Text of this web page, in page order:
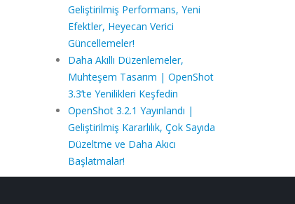
Geliştirilmiş Performans, Yeni
Efektler, Heyecan Verici
Güncellemeler!
Daha Akıllı Düzenlemeler,
Muhteşem Tasarım | OpenShot
3.3’te Yenilikleri Keşfedin
OpenShot 3.2.1 Yayınlandı |
Geliştirilmiş Kararlılık, Çok Sayıda
Düzeltme ve Daha Akıcı
Başlatmalar!